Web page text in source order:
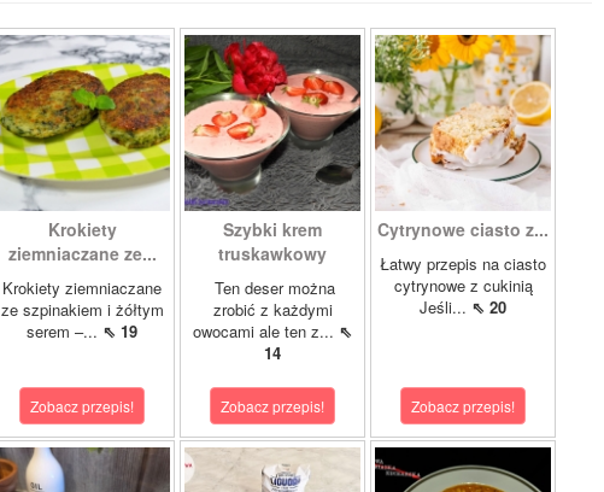
Krokiety
ziemniaczane ze...
Krokiety ziemniaczane
ze szpinakiem i żółtym
serem –... ⇖ 19
Zobacz przepis!
Szybki krem
truskawkowy
Ten deser można
zrobić z każdymi
owocami ale ten z... ⇖
14
Zobacz przepis!
Cytrynowe ciasto z...
Łatwy przepis na ciasto
cytrynowe z cukinią
Jeśli... ⇖ 20
Zobacz przepis!